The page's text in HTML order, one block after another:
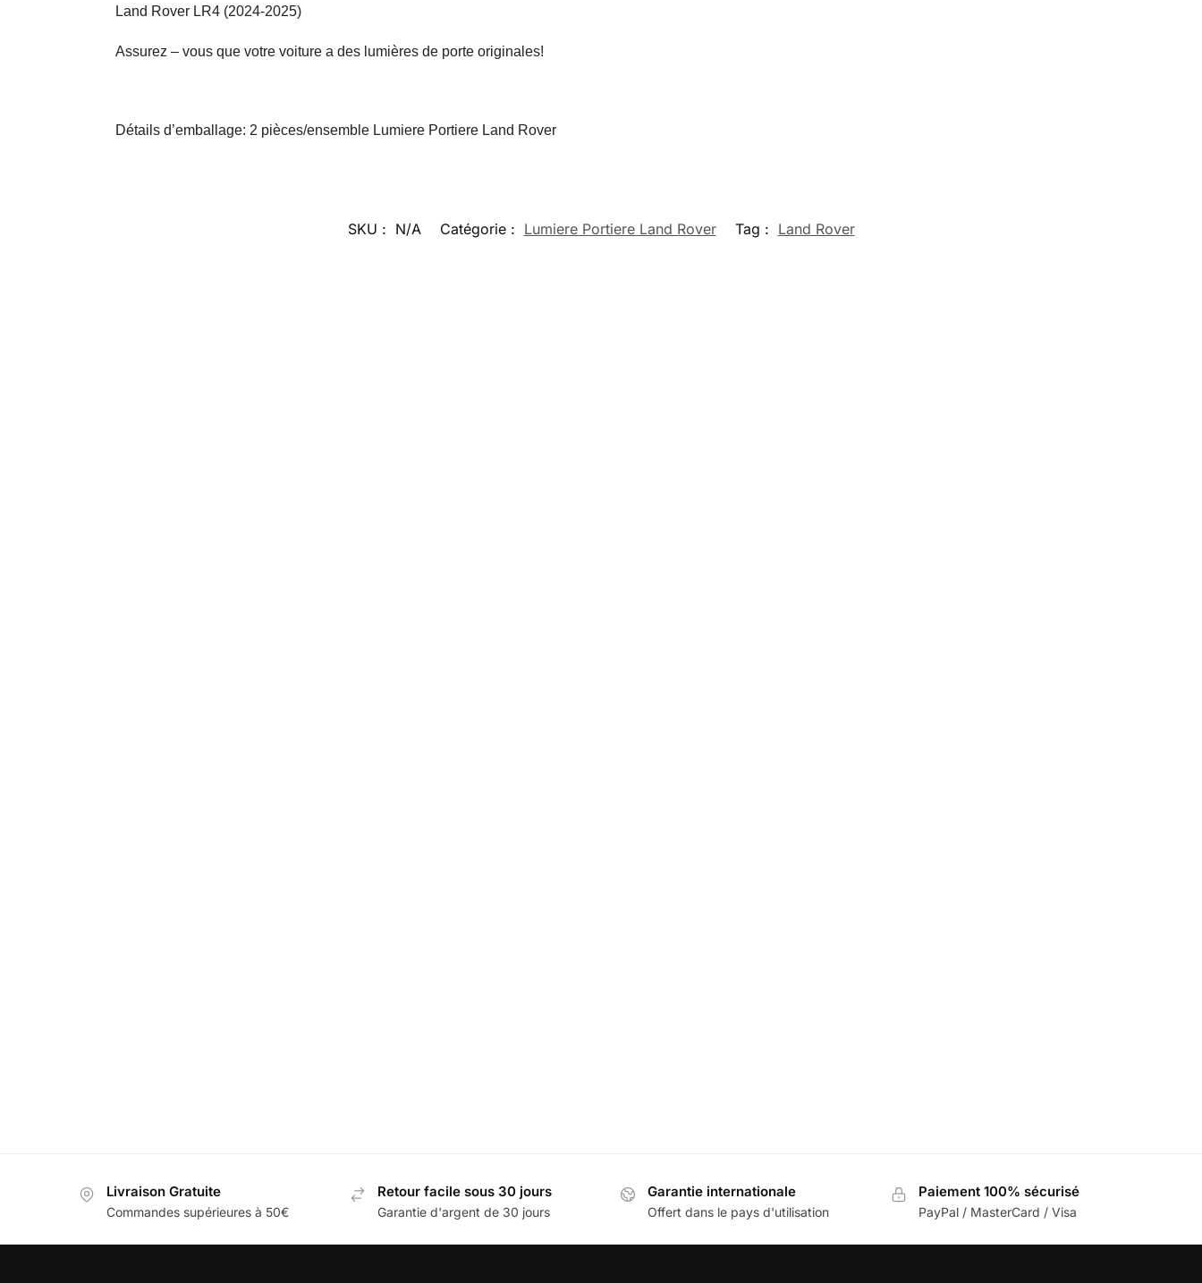
Land Rover LR4 (2024-2025)
Assurez – vous que votre voiture a des lumières de porte originales!
Détails d’emballage: 2 pièces/ensemble Lumiere Portiere Land Rover
SKU : N/A Catégorie : Lumiere Portiere Land Rover Tag : Land Rover
Livraison Gratuite
Commandes supérieures à 50€
Retour facile sous 30 jours
Garantie d'argent de 30 jours
Garantie internationale
Offert dans le pays d'utilisation
Paiement 100% sécurisé
PayPal / MasterCard / Visa